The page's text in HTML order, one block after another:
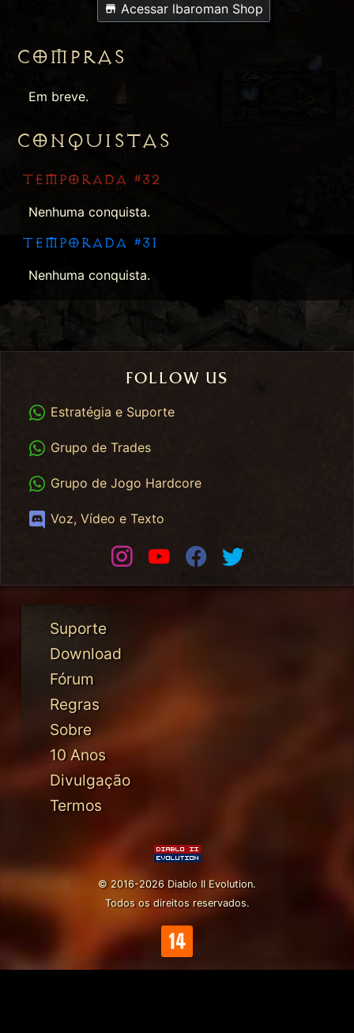
Acessar lbaroman Shop
COMPRAS
Em breve.
CONQUISTAS
TEMPORADA #32
Nenhuma conquista.
TEMPORADA #31
Nenhuma conquista.
FOLLOW US
WhatsApp
Estratégia e Suporte
WhatsApp Trades
Grupo de Trades
WhatsApp HC
Grupo de Jogo Hardcore
Discord
Voz, Vídeo e Texto
InstagramYoutubeFacebook
Suporte
Download
Fórum
Regras
Sobre
10 Anos
Divulgação
Termos
© 2016-2026 Diablo II Evolution.
Todos os direitos reservados.